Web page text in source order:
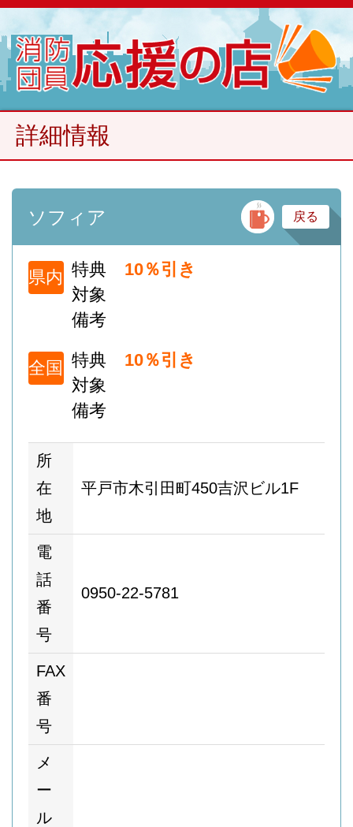
詳細情報
ソフィア バ
戻る
県内 特典
10％引き
対象
備考
全国 特典
10％引き
対象
備考
所
在
地
平戸市木引田町450吉沢ビル1F
電
話
番
号
0950-22-5781
FAX
番
号
メ
ー
ル